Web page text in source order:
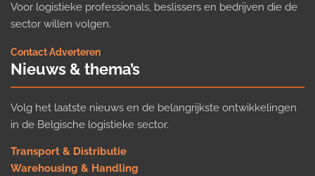
Voor logistieke professionals, beslissers en bedrijven die de
sector willen volgen.
Contact·Adverteren
Nieuws & thema’s
Volg het laatste nieuws en de belangrijkste ontwikkelingen
in de Belgische logistieke sector.
Transport & Distributie
Warehousing & Handling